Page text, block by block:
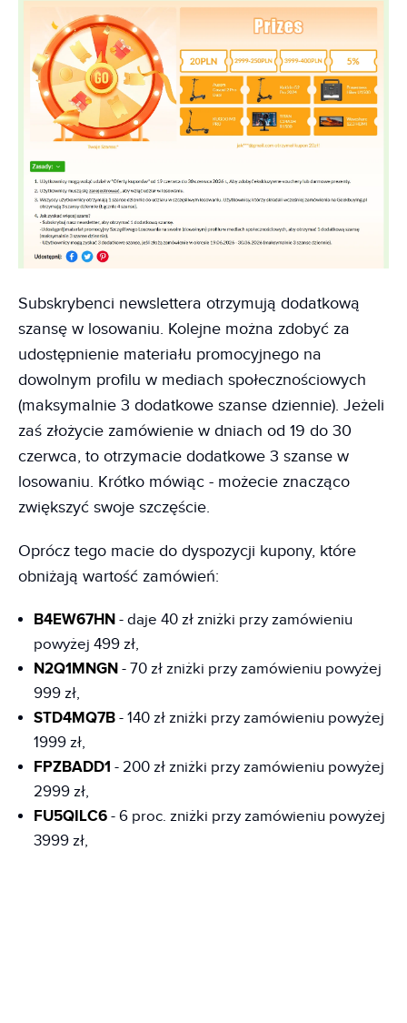
Subskrybenci newslettera otrzymują dodatkową
szansę w losowaniu. Kolejne można zdobyć za
udostępnienie materiału promocyjnego na
dowolnym profilu w mediach społecznościowych
(maksymalnie 3 dodatkowe szanse dziennie). Jeżeli
zaś złożycie zamówienie w dniach od 19 do 30
czerwca, to otrzymacie dodatkowe 3 szanse w
losowaniu. Krótko mówiąc - możecie znacząco
zwiększyć swoje szczęście.
Oprócz tego macie do dyspozycji kupony, które
obniżają wartość zamówień:
B4EW67HN - daje 40 zł zniżki przy zamówieniu
powyżej 499 zł,
N2Q1MNGN - 70 zł zniżki przy zamówieniu powyżej
999 zł,
STD4MQ7B - 140 zł zniżki przy zamówieniu powyżej
1999 zł,
FPZBADD1 - 200 zł zniżki przy zamówieniu powyżej
2999 zł,
FU5QILC6 - 6 proc. zniżki przy zamówieniu powyżej
3999 zł,